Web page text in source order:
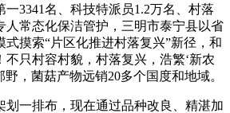
3341名、科技特派员1.2万名、村落
人常态化保洁管护，三明市泰宁县以省
摸索“片区化推进村落复兴”新径，和
只村容村貌，村落复兴，浩繁‘新农
野，菌菇产物远销20多个国度和地域。
一排布，现在通过品种改良、精湛加